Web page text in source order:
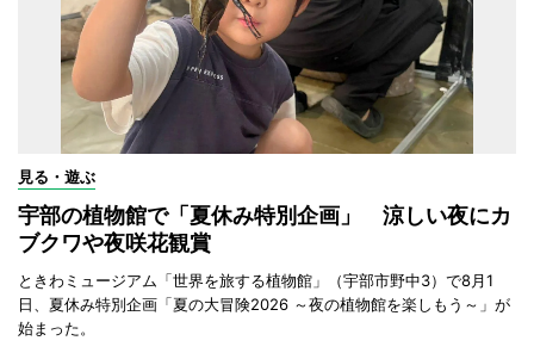
見る・遊ぶ
宇部の植物館で「夏休み特別企画」 涼しい夜にカ
ブクワや夜咲花観賞
ときわミュージアム「世界を旅する植物館」（宇部市野中3）で8月1
日、夏休み特別企画「夏の大冒険2026 ～夜の植物館を楽しもう～」が
始まった。